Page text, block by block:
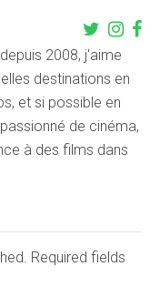
2008, j'aime
destinations en
et si possible en
de cinéma,
à des films dans
Required fields